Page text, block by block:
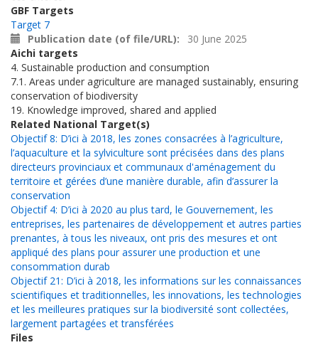
GBF Targets
Target 7
Publication date (of file/URL)
30 June 2025
Aichi targets
4. Sustainable production and consumption
7.1. Areas under agriculture are managed sustainably, ensuring
conservation of biodiversity
19. Knowledge improved, shared and applied
Related National Target(s)
Objectif 8: D’ici à 2018, les zones consacrées à l’agriculture,
l’aquaculture et la sylviculture sont précisées dans des plans
directeurs provinciaux et communaux d'aménagement du
territoire et gérées d’une manière durable, afin d’assurer la
conservation
Objectif 4: D’ici à 2020 au plus tard, le Gouvernement, les
entreprises, les partenaires de développement et autres parties
prenantes, à tous les niveaux, ont pris des mesures et ont
appliqué des plans pour assurer une production et une
consommation durab
Objectif 21: D’ici à 2018, les informations sur les connaissances
scientifiques et traditionnelles, les innovations, les technologies
et les meilleures pratiques sur la biodiversité sont collectées,
largement partagées et transférées
Files